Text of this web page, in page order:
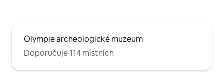
Olympie archeologické muzeum
Doporučuje 114 místních